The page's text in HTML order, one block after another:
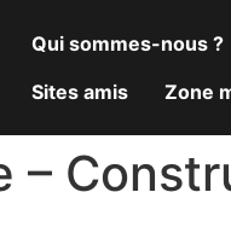
Qui sommes-nous ?
Sites amis
Zone
–